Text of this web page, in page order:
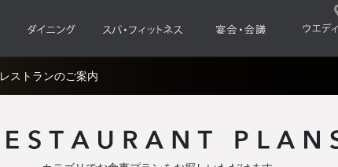
レストランのご案内